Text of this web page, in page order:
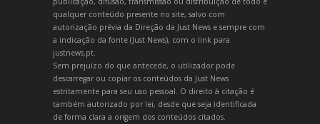
qualquer conteúdo presente no site, salvo com
autorização prévia da Direção da Just News e sempre com
a indicação da fonte (Just News), com o link para
justnews.pt.
Sem prejuízo do que antecede, o utilizador pode
descarregar ou copiar os conteúdos da Just News
estritamente para seu uso pessoal. O direito à citação é
também autorizado por lei, desde que seja identificada
de forma clara a origem dos conteúdos citados.